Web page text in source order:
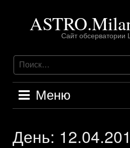
содержимому
Сайт обсерватории
Меню
День: